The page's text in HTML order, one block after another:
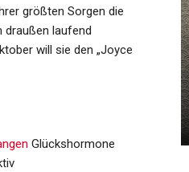
größten Sorgen die
draußen laufend
will sie den „Joyce
Glückshormone
In Duisburg: